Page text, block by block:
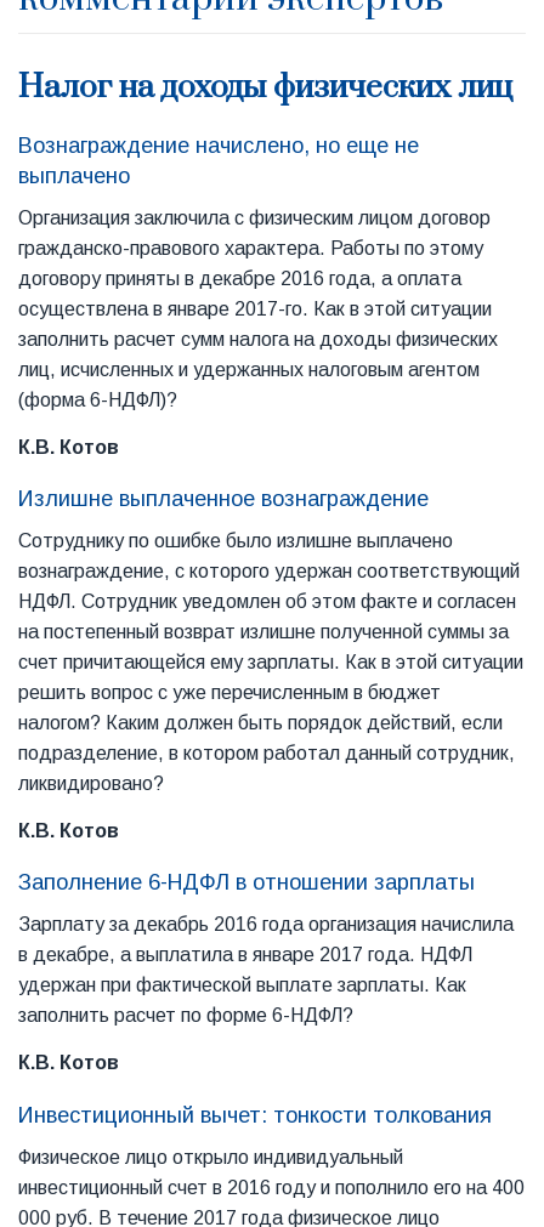
Налог на доходы физических лиц
Вознаграждение начислено, но еще не
выплачено
Организация заключила с физическим лицом договор
гражданско-правового характера. Работы по этому
договору приняты в декабре 2016 года, а оплата
осуществлена в январе 2017-го. Как в этой ситуации
заполнить расчет сумм налога на доходы физических
лиц, исчисленных и удержанных налоговым агентом
(форма 6-НДФЛ)?
К.В. Котов
Излишне выплаченное вознаграждение
Сотруднику по ошибке было излишне выплачено
вознаграждение, с которого удержан соответствующий
НДФЛ. Сотрудник уведомлен об этом факте и согласен
на постепенный возврат излишне полученной суммы за
счет причитающейся ему зарплаты. Как в этой ситуации
решить вопрос с уже перечисленным в бюджет
налогом? Каким должен быть порядок действий, если
подразделение, в котором работал данный сотрудник,
ликвидировано?
К.В. Котов
Заполнение 6-НДФЛ в отношении зарплаты
Зарплату за декабрь 2016 года организация начислила
в декабре, а выплатила в январе 2017 года. НДФЛ
удержан при фактической выплате зарплаты. Как
заполнить расчет по форме 6-НДФЛ?
К.В. Котов
Инвестиционный вычет: тонкости толкования
Физическое лицо открыло индивидуальный
инвестиционный счет в 2016 году и пополнило его на 400
000 руб. В течение 2017 года физическое лицо